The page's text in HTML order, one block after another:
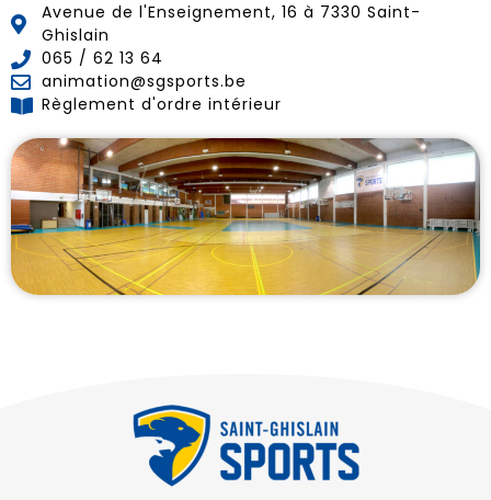
Avenue de l'Enseignement, 16 à 7330 Saint-
Ghislain
065 / 62 13 64
animation@sgsports.be
Règlement d'ordre intérieur